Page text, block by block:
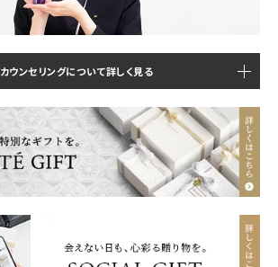
カウンセリングについて詳しく見る